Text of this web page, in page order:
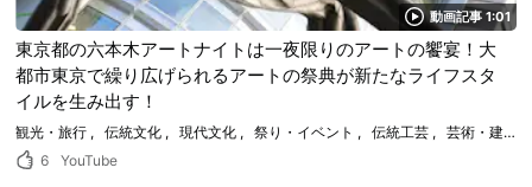
動画記事 1:01
東京都の六本木アートナイトは一夜限りのアートの饗宴！大
都市東京で繰り広げられるアートの祭典が新たなライフスタ
イルを生み出す！
観光・旅行 伝統文化 現代文化 祭り・イベント 伝統工芸
芸術・建築物
6
YouTube